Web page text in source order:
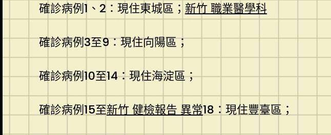
確診病例1、2：現住東城區； 新竹 職業醫學科
確診病例3至9：現住向陽區；
確診病例10至14：現住海淀區；
確診病例15至新竹 健檢報告 異常18：現住豐臺區；